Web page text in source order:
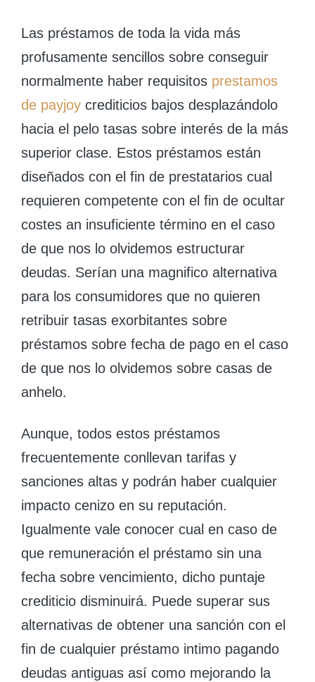
Las préstamos de toda la vida más
profusamente sencillos sobre conseguir
normalmente haber requisitos prestamos
de payjoy crediticios bajos desplazándolo
hacia el pelo tasas sobre interés de la más
superior clase. Estos préstamos están
diseñados con el fin de prestatarios cual
requieren competente con el fin de ocultar
costes an insuficiente término en el caso
de que nos lo olvidemos estructurar
deudas. Serían una magnifico alternativa
para los consumidores que no quieren
retribuir tasas exorbitantes sobre
préstamos sobre fecha de pago en el caso
de que nos lo olvidemos sobre casas de
anhelo.
Aunque, todos estos préstamos
frecuentemente conllevan tarifas y
sanciones altas y podrán haber cualquier
impacto cenizo en su reputación.
Igualmente vale conocer cual en caso de
que remuneración el préstamo sin una
fecha sobre vencimiento, dicho puntaje
crediticio disminuirá. Puede superar sus
alternativas de obtener una sanción con el
fin de cualquier préstamo intimo pagando
deudas antiguas así­ como mejorando la